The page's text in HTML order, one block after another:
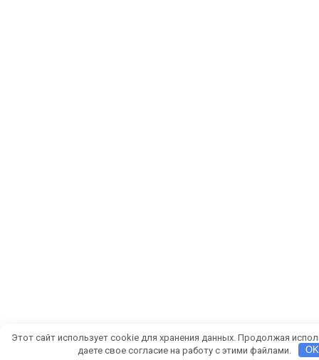
Этот сайт использует cookie для хранения данных. Продолжая
даете свое согласие на работу с этими файлами.
OK